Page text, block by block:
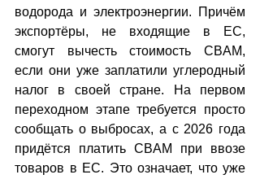
водорода и электроэнергии. Причём
экспортёры, не входящие в ЕС,
смогут вычесть стоимость CBAM,
если они уже заплатили углеродный
налог в своей стране. На первом
переходном этапе требуется просто
сообщать о выбросах, а с 2026 года
придётся платить CBAM при ввозе
товаров в ЕС. Это означает, что уже